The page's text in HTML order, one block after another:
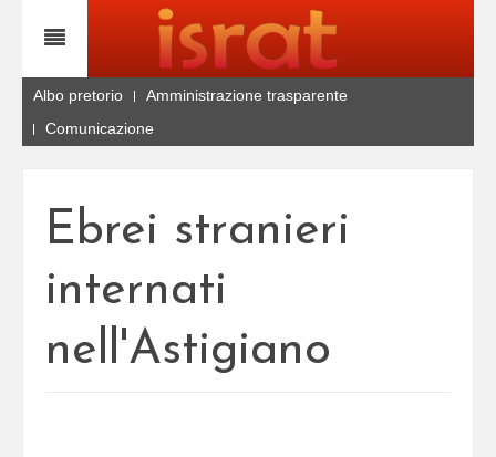
Albo pretorio
Amministrazione trasparente
Comunicazione
Ebrei stranieri
internati
nell'Astigiano